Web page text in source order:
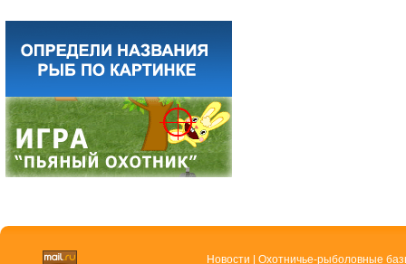
Новости
Охотничье-рыболовные